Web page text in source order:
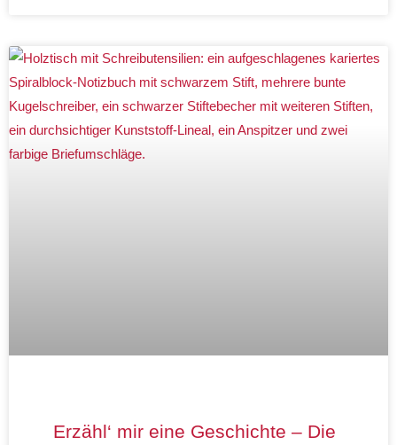
Erzähl‘ mir eine Geschichte – Die